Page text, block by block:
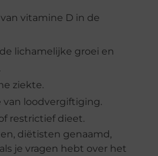
vitamine D in de
lichamelijke groei en
ziekte.
van loodvergiftiging.
restrictief dieet.
diëtisten genaamd,
je vragen hebt over het